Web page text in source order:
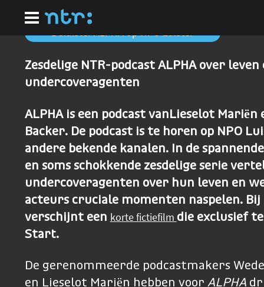
hoofdinhoud
Beluister ALPHA op NPO Luister
Zesdelige NTR-podcast ALPHA over
undercoveragenten
ALPHA is een podcast vanLieselot Mariën
Backer. De podcast is te horen op NPO
andere bekende kanalen. In de
en soms schokkende zesdelige serie
undercoveragenten over hun leven en
acteurs cruciale momenten naspelen. Bij
verschijnt een korte fictiefilm die exclusief te
Start.
De gerenommeerde podcastmakers
en Lieselot Mariën hebben voor ALPHA